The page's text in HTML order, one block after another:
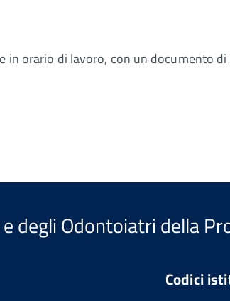
in orario di lavoro, con un documento
degli Odontoiatri della
Codici